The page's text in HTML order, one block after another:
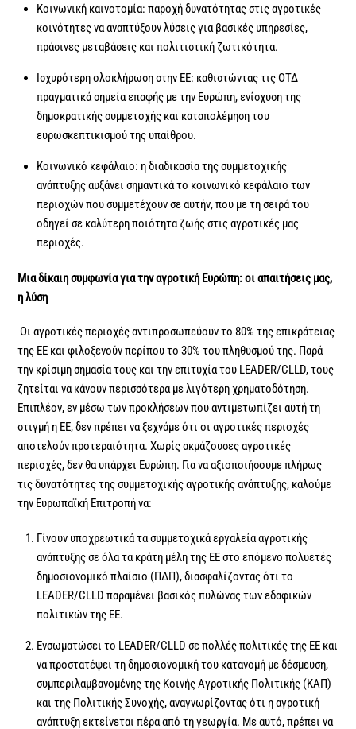
Κοινωνική καινοτομία: παροχή δυνατότητας στις αγροτικές
κοινότητες να αναπτύξουν λύσεις για βασικές υπηρεσίες,
πράσινες μεταβάσεις και πολιτιστική ζωτικότητα.
Ισχυρότερη ολοκλήρωση στην ΕΕ: καθιστώντας τις ΟΤΔ
πραγματικά σημεία επαφής με την Ευρώπη, ενίσχυση της
δημοκρατικής συμμετοχής και καταπολέμηση του
ευρωσκεπτικισμού της υπαίθρου.
Κοινωνικό κεφάλαιο: η διαδικασία της συμμετοχικής
ανάπτυξης αυξάνει σημαντικά το κοινωνικό κεφάλαιο των
περιοχών που συμμετέχουν σε αυτήν, που με τη σειρά του
οδηγεί σε καλύτερη ποιότητα ζωής στις αγροτικές μας
περιοχές.
Μια δίκαιη συμφωνία για την αγροτική Ευρώπη: οι απαιτήσεις μας,
η λύση
Οι αγροτικές περιοχές αντιπροσωπεύουν το 80% της επικράτειας
της ΕΕ και φιλοξενούν περίπου το 30% του πληθυσμού της. Παρά
την κρίσιμη σημασία τους και την επιτυχία του LEADER/CLLD, τους
ζητείται να κάνουν περισσότερα με λιγότερη χρηματοδότηση.
Επιπλέον, εν μέσω των προκλήσεων που αντιμετωπίζει αυτή τη
στιγμή η ΕΕ, δεν πρέπει να ξεχνάμε ότι οι αγροτικές περιοχές
αποτελούν προτεραιότητα. Χωρίς ακμάζουσες αγροτικές
περιοχές, δεν θα υπάρχει Ευρώπη. Για να αξιοποιήσουμε πλήρως
τις δυνατότητες της συμμετοχικής αγροτικής ανάπτυξης, καλούμε
την Ευρωπαϊκή Επιτροπή να:
Γίνουν υποχρεωτικά τα συμμετοχικά εργαλεία αγροτικής
ανάπτυξης σε όλα τα κράτη μέλη της ΕΕ στο επόμενο πολυετές
δημοσιονομικό πλαίσιο (ΠΔΠ), διασφαλίζοντας ότι το
LEADER/CLLD παραμένει βασικός πυλώνας των εδαφικών
πολιτικών της ΕΕ.
Ενσωματώσει το LEADER/CLLD σε πολλές πολιτικές της ΕΕ και
να προστατέψει τη δημοσιονομική του κατανομή με δέσμευση,
συμπεριλαμβανομένης της Κοινής Αγροτικής Πολιτικής (ΚΑΠ)
και της Πολιτικής Συνοχής, αναγνωρίζοντας ότι η αγροτική
ανάπτυξη εκτείνεται πέρα ​​από τη γεωργία. Με αυτό, πρέπει να